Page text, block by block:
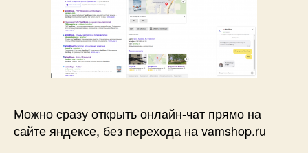
Можно сразу открыть онлайн-чат прямо на
сайте яндексе, без перехода на vamshop.ru